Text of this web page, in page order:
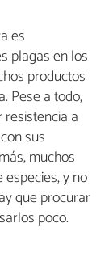
es
plagas en los
productos
Pese a todo,
a
sus
muchos
y no
que procurar
poco.